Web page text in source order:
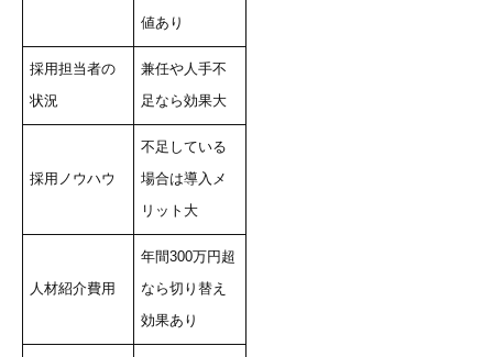
値あり
採用担当者の
状況
兼任や人手不
足なら効果大
採用ノウハウ
不足している
場合は導入メ
リット大
人材紹介費用
年間300万円超
なら切り替え
効果あり